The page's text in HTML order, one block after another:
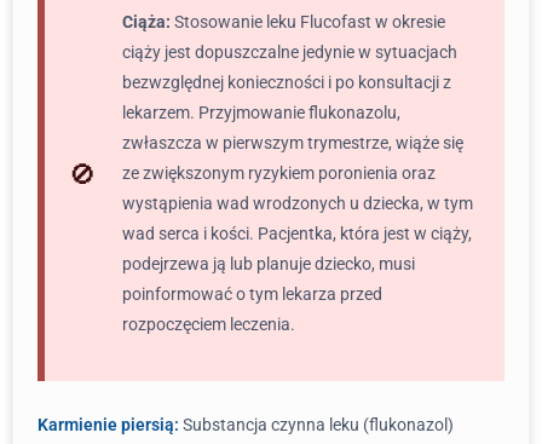
Ciąża: Stosowanie leku Flucofast w okresie
ciąży jest dopuszczalne jedynie w sytuacjach
bezwzględnej konieczności i po konsultacji z
lekarzem. Przyjmowanie flukonazolu,
zwłaszcza w pierwszym trymestrze, wiąże się
ze zwiększonym ryzykiem poronienia oraz
wystąpienia wad wrodzonych u dziecka, w tym
wad serca i kości. Pacjentka, która jest w ciąży,
podejrzewa ją lub planuje dziecko, musi
poinformować o tym lekarza przed
rozpoczęciem leczenia.
Karmienie piersią: Substancja czynna leku (flukonazol)